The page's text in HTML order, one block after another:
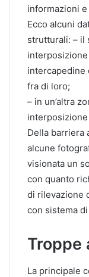
informazioni
Ecco alcuni
strutturali: – il
intercapedine
fra di loro;
– in un’altra
Della barriera
alcune
visionata un
con quanto
di rilevazione
con sistema
Troppe
La principale